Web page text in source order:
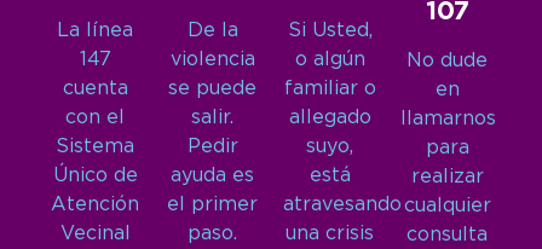
La línea
147
cuenta
con el
Sistema
Único de
Atención
Vecinal
De la
violencia
se puede
salir.
Pedir
ayuda es
el primer
paso.
Si Usted,
o algún
familiar o
allegado
suyo,
está
atravesando
una crisis
107
No dude
en
llamarnos
para
realizar
cualquier
consulta